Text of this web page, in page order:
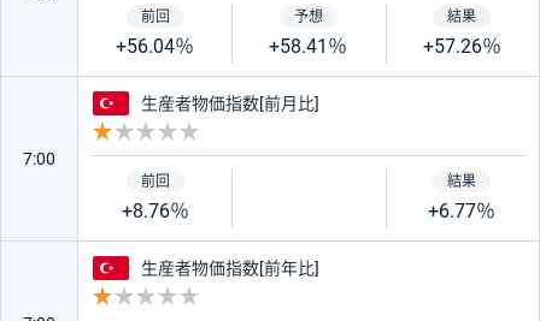
+56.04％ +58.41％ +57.26％
7:00
トルコ
生産者物価指数[前月比]
+8.76％ +6.77％
トルコ
生産者物価指数[前年比]